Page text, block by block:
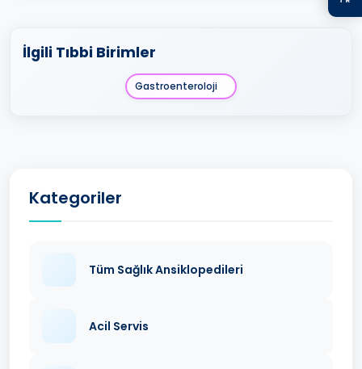
İlgili Tıbbi Birimler
Gastroenteroloji
Kategoriler
Tüm Sağlık Ansiklopedileri
Acil Servis